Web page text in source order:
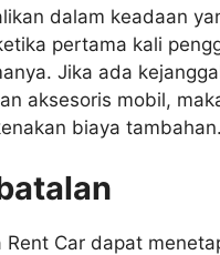
dalam keadaan
pertama kali
Jika ada
aksesoris mobil,
biaya tambahan.
Rent Car dapat